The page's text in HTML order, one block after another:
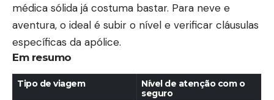
médica sólida já costuma bastar. Para neve e
aventura, o ideal é subir o nível e verificar cláusulas
específicas da apólice.
Em resumo
Tipo de viagem
Nível de atenção com o
seguro